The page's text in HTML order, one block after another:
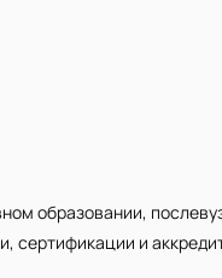
образовании,
сертификации и